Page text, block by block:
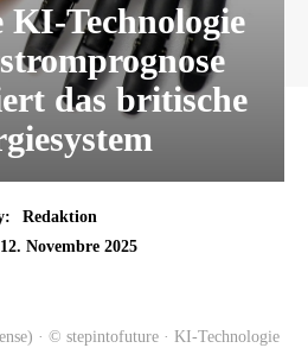
Technologie
das britische
Redaktion
12. Novembre 2025
· © stepintofuture · KI-Technologie